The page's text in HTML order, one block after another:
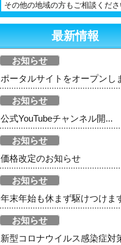
その他の地域の方もご相談くださ
最新情報
お知らせ
ポータルサイトをオープンし
お知らせ
公式YouTubeチャンネル開...
お知らせ
価格改定のお知らせ
お知らせ
年末年始も休まず駆けつけま
お知らせ
新型コロナウイルス感染症対